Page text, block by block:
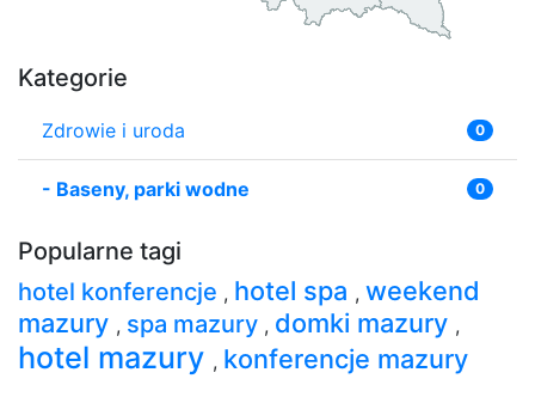
Kategorie
Zdrowie i uroda 0
- Baseny, parki wodne 0
Popularne tagi
hotel konferencje , hotel spa , weekend
mazury , spa mazury , domki mazury ,
hotel mazury , konferencje mazury